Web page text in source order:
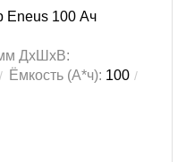
Eneus 100 Ач
ДхШхВ:
Ёмкость (А*ч): 100